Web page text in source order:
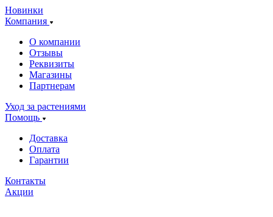
Новинки
Компания
О компании
Отзывы
Реквизиты
Магазины
Партнерам
Уход за растениями
Помощь
Доставка
Оплата
Гарантии
Контакты
Акции